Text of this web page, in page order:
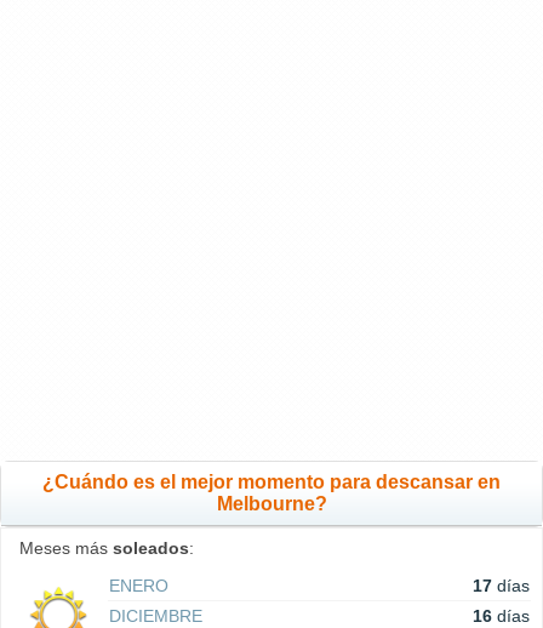
¿Cuándo es el mejor momento para descansar en
Melbourne?
Meses más soleados:
ENERO
17 días
DICIEMBRE
16 días